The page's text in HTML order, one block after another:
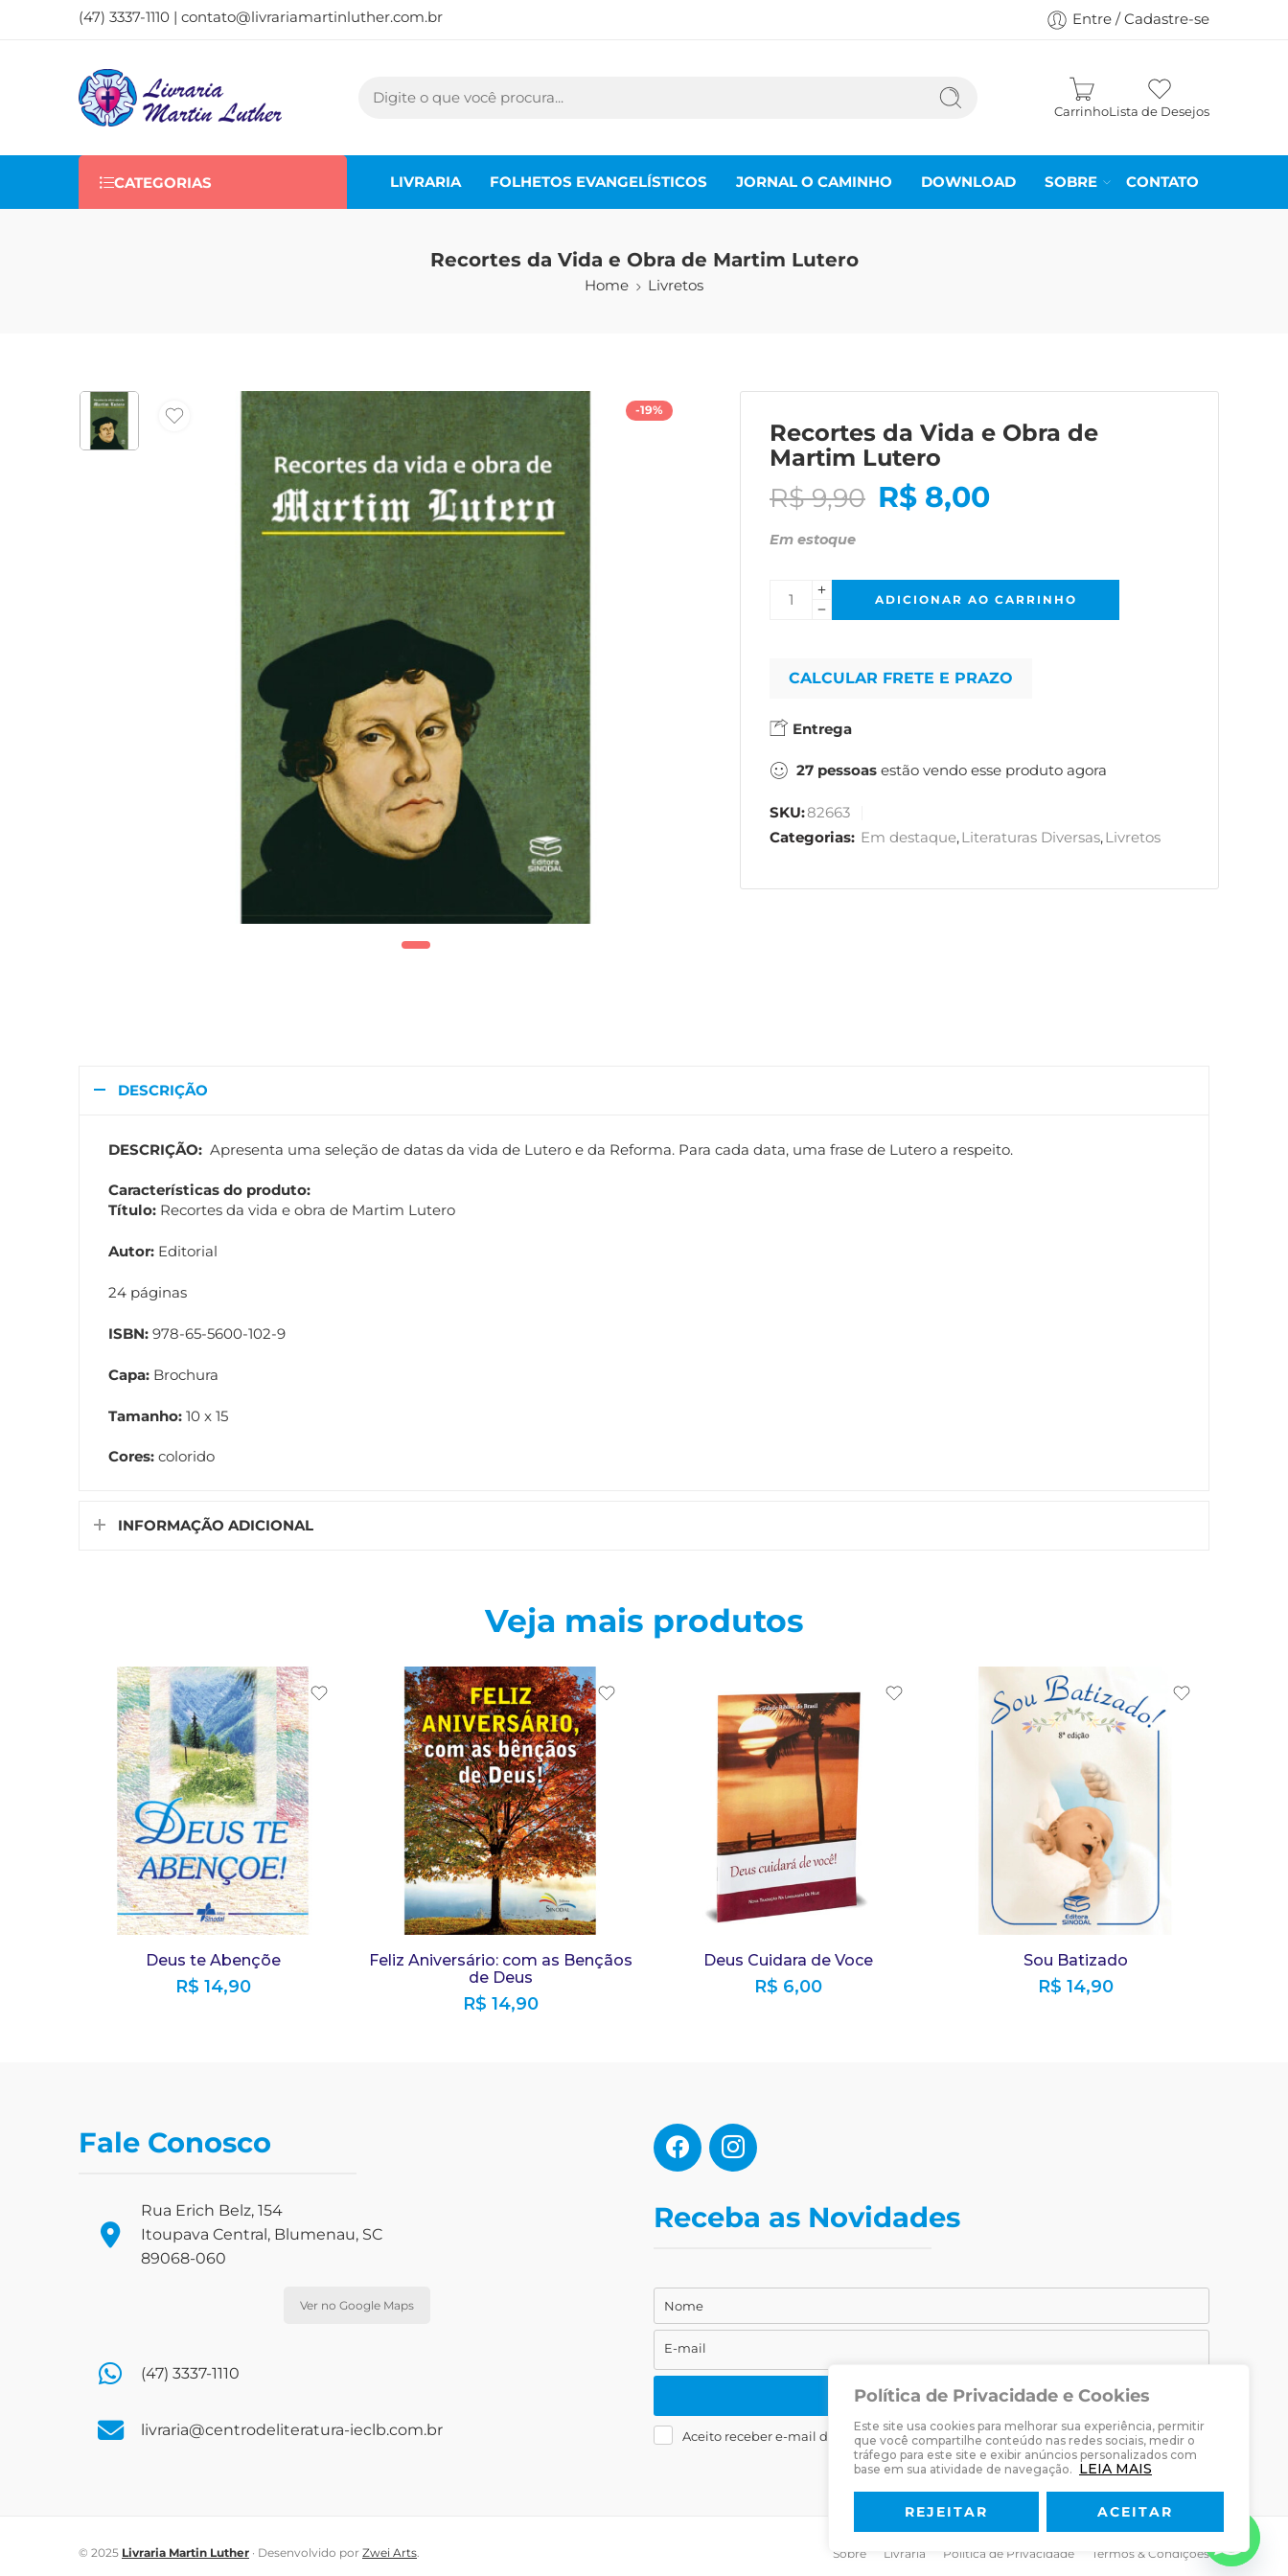
Política de Privacidade e Cookies
Este site usa cookies para melhorar sua experiência, permitir
que você compartilhe conteúdo nas redes sociais, medir o
tráfego para este site e exibir anúncios personalizados com
base em sua atividade de navegação. LEIA MAIS
REJEITAR ACEITAR
(47) 3337-1110 | contato@livrariamartinluther.com.br Entre / Cadastre-se
CarrinhoLista de Desejos
CATEGORIAS LIVRARIA FOLHETOS EVANGELÍSTICOS JORNAL O CAMINHO DOWNLOAD SOBRE CONTATO
Recortes da Vida e Obra de Martim Lutero
Home Livretos
-19%
Recortes da Vida e Obra de
Martim Lutero
R$9,90 R$ 8,00
Em estoque
ADICIONAR AO CARRINHO
CALCULAR FRETE E PRAZO
Entrega
27 pessoas estão vendo esse produto agora
SKU:82663
Categorias: Em destaque,Literaturas Diversas,Livretos
DESCRIÇÃO
DESCRIÇÃO: Apresenta uma seleção de datas da vida de Lutero e da Reforma. Para cada data, uma frase de Lutero a respeito.
Características do produto:
Título: Recortes da vida e obra de Martim Lutero
Autor: Editorial
24 páginas
ISBN: 978-65-5600-102-9
Capa: Brochura
Tamanho: 10 x 15
Cores: colorido
INFORMAÇÃO ADICIONAL
Veja mais produtos
Deus te Abençõe
R$ 14,90
Feliz Aniversário: com as Bençãos
de Deus
R$ 14,90
Deus Cuidara de Voce
R$ 6,00
Sou Batizado
R$ 14,90
Fale Conosco
Rua Erich Belz, 154
Itoupava Central, Blumenau, SC
89068-060
Ver no Google Maps
(47) 3337-1110
livraria@centrodeliteratura-ieclb.com.br
Receba as Novidades
Nome
Nome
E-
mail
E-mail
CADASTRAR-SE
Aceito receber e-mail da Livraria Martin Luther.
© 2025 Livraria Martin Luther · Desenvolvido por Zwei Arts. Sobre Livraria Política de Privacidade Termos & Condições